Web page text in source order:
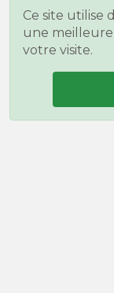
Ce site utilise
une
votre visite.